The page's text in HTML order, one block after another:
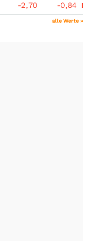
-2,70 -0,84
alle Werte »